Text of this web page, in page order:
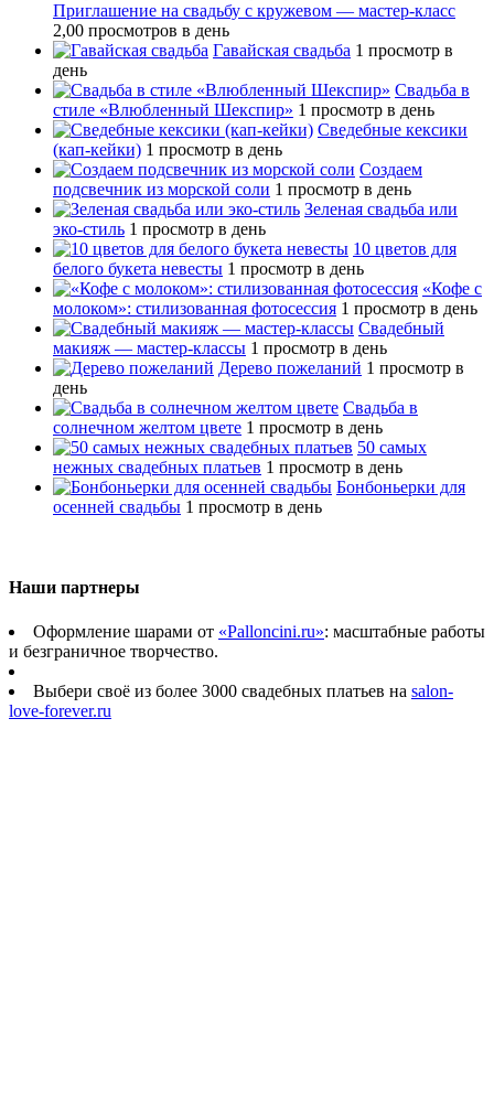
Приглашение на свадьбу с кружевом — мастер-класс
2,00 просмотров в день
Гавайская свадьба 1 просмотр в
день
Свадьба в
стиле «Влюбленный Шекспир» 1 просмотр в день
Сведебные кексики
(кап-кейки) 1 просмотр в день
Создаем
подсвечник из морской соли 1 просмотр в день
Зеленая свадьба или
эко-стиль 1 просмотр в день
10 цветов для
белого букета невесты 1 просмотр в день
«Кофе с
молоком»: стилизованная фотосессия 1 просмотр в день
Свадебный
макияж — мастер-классы 1 просмотр в день
Дерево пожеланий 1 просмотр в
день
Свадьба в
солнечном желтом цвете 1 просмотр в день
50 самых
нежных свадебных платьев 1 просмотр в день
Бонбоньерки для
осенней свадьбы 1 просмотр в день
Наши партнеры
Оформление шарами от «Palloncini.ru»: масштабные работы
и безграничное творчество.
Выбери своё из более 3000 свадебных платьев на salon-
love-forever.ru